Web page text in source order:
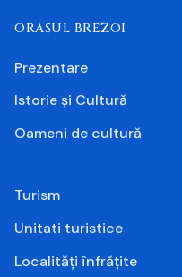
ORAȘUL BREZOI
Prezentare
Istorie și Cultură
Oameni de cultură
Turism
Unitati turistice
Localități înfrățite